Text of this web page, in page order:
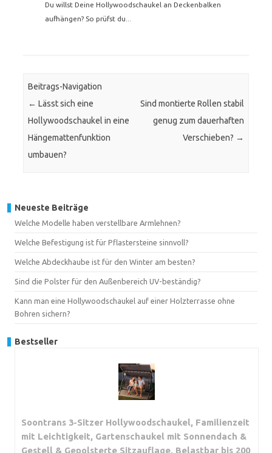
Du willst Deine Hollywoodschaukel an Deckenbalken
aufhängen? So prüfst du...
Beitrags-Navigation
← Lässt sich eine
Hollywoodschaukel in eine
Hängemattenfunktion
umbauen?
Sind montierte Rollen stabil
genug zum dauerhaften
Verschieben? →
Neueste Beiträge
Welche Modelle haben verstellbare Armlehnen?
Welche Befestigung ist für Pflastersteine sinnvoll?
Welche Abdeckhaube ist für den Winter am besten?
Sind die Polster für den Außenbereich UV-beständig?
Kann man eine Hollywoodschaukel auf einer Holzterrasse ohne
Bohren sichern?
Bestseller
Soontrans 3-Sitzer Hollywoodschaukel, Familienzeit
mit Leichtigkeit, Gartenschaukel mit Sonnendach &
Gestell & Gepolsterte Sitzauflage, Belastbar bis 200